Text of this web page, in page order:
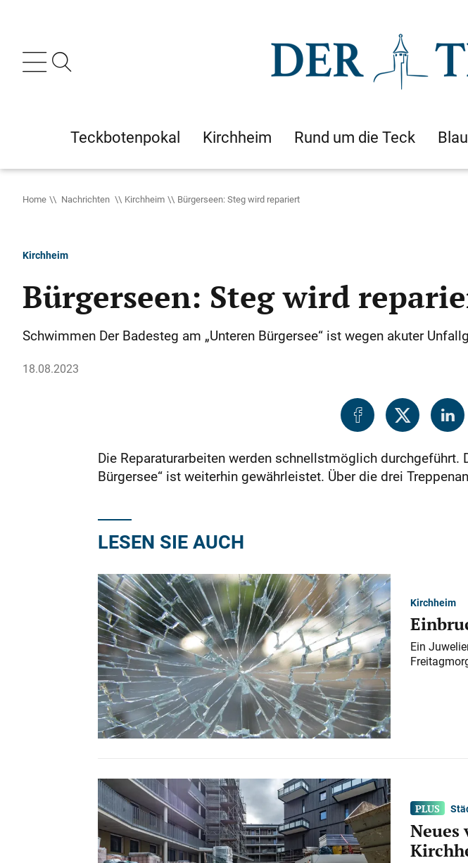
Teckbotenpokal Kirchheim Rund um die Teck
Home Nachrichten Kirchheim Bürgerseen: Steg wird repariert
Kirchheim
Bürgerseen: Steg wird
Schwimmen Der Badesteg am „Unteren Bürgersee“ ist wegen akuter
18.08.2023
Die Reparaturarbeiten werden schnellstmöglich durchgeführt.
Bürgersee“ ist weiterhin gewährleistet. Über die drei
LESEN SIE AUCH
Kirchheim
Ein
Neues